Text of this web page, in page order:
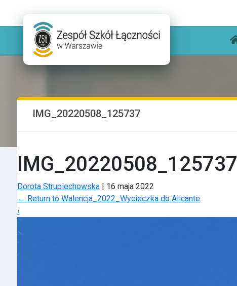
IMG_20220508_125737
IMG_20220508_125737
Dorota Strupiechowska | 16 maja 2022
← Return to Walencja_2022_Wycieczka do Alicante
›